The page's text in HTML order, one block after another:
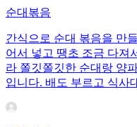
순대볶음
간식으로 순대 볶음을 만
어서 넣고 땡초 조금 다져
라 쫄깃쫄깃한 순대랑 양
입니다. 배도 부르고 식사